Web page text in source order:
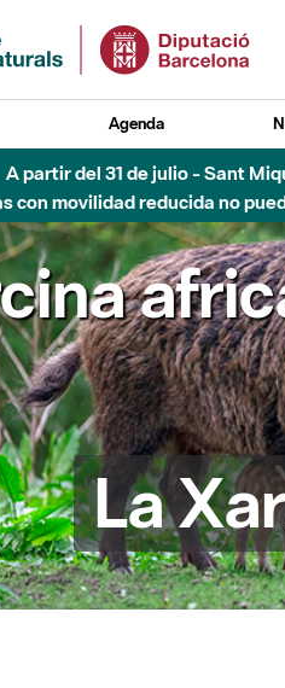
Agenda
A partir del 31 de julio - Sant
con movilidad reducida no
La